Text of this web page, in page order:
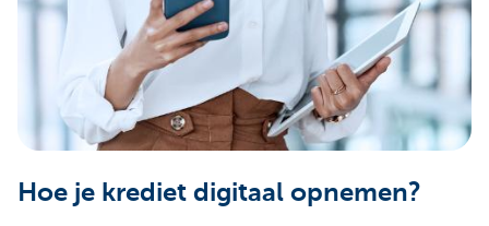
Hoe je krediet digitaal opnemen?